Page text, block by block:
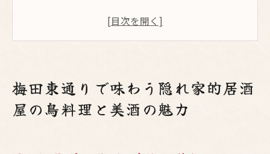
地元で愛される隠れ家居酒屋の秘密
居酒屋で楽しむこだわりの地酒の選び方
梅田東通りで心に残る美酒の夜
梅田東通りで味わう隠れ家的居酒
屋の鳥料理と美酒の魅力